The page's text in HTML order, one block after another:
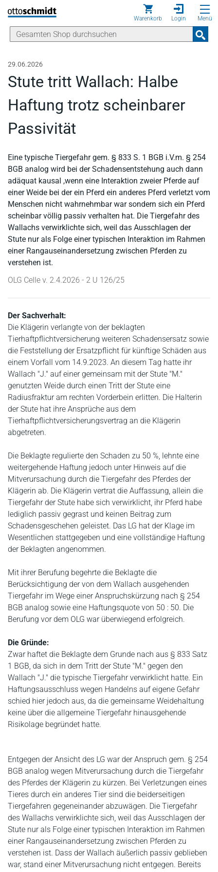
Direkt zum Inhalt
Warenkorb Login Menü
29.06.2026
Stute tritt Wallach: Halbe
Haftung trotz scheinbarer
Passivität
Eine typische Tiergefahr gem. § 833 S. 1 BGB i.V.m. § 254
BGB analog wird bei der Schadensentstehung auch dann
adäquat kausal ,wenn eine Interaktion zweier Pferde auf
einer Weide bei der ein Pferd ein anderes Pferd verletzt vom
Menschen nicht wahrnehmbar war sondern sich ein Pferd
scheinbar völlig passiv verhalten hat. Die Tiergefahr des
Wallachs verwirklichte sich, weil das Ausschlagen der
Stute nur als Folge einer typischen Interaktion im Rahmen
einer Rangauseinandersetzung zwischen Pferden zu
verstehen ist.
OLG Celle v. 2.4.2026 - 2 U 126/25
Der Sachverhalt:
Die Klägerin verlangte von der beklagten
Tierhaftpflichtversicherung weiteren Schadensersatz sowie
die Feststellung der Ersatzpflicht für künftige Schäden aus
einem Vorfall vom 14.9.2023. An diesem Tag hatte ihr
Wallach "J." auf einer gemeinsam mit der Stute "M."
genutzten Weide durch einen Tritt der Stute eine
Radiusfraktur am rechten Vorderbein erlitten. Die Halterin
der Stute hat ihre Ansprüche aus dem
Tierhaftpflichtversicherungsvertrag an die Klägerin
abgetreten.
Die Beklagte regulierte den Schaden zu 50 %, lehnte eine
weitergehende Haftung jedoch unter Hinweis auf die
Mitverursachung durch die Tiergefahr des Pferdes der
Klägerin ab. Die Klägerin vertrat die Auffassung, allein die
Tiergefahr der Stute habe sich verwirklicht, ihr Pferd habe
lediglich passiv gegrast und keinen Beitrag zum
Schadensgeschehen geleistet. Das LG hat der Klage im
Wesentlichen stattgegeben und eine vollständige Haftung
der Beklagten angenommen.
Mit ihrer Berufung begehrte die Beklagte die
Berücksichtigung der von dem Wallach ausgehenden
Tiergefahr im Wege einer Anspruchskürzung nach § 254
BGB analog sowie eine Haftungsquote von 50 : 50. Die
Berufung vor dem OLG war überwiegend erfolgreich.
Die Gründe:
Zwar haftet die Beklagte dem Grunde nach aus § 833 Satz
1 BGB, da sich in dem Tritt der Stute "M." gegen den
Wallach "J." die typische Tiergefahr verwirklicht hatte. Ein
Haftungsausschluss wegen Handelns auf eigene Gefahr
schied hier jedoch aus, da die gemeinsame Weidehaltung
keine über die allgemeine Tiergefahr hinausgehende
Risikolage begründet hatte.
Entgegen der Ansicht des LG war der Anspruch gem. § 254
BGB analog wegen Mitverursachung durch die Tiergefahr
des Pferdes der Klägerin zu kürzen. Bei Verletzungen eines
Tieres durch ein anderes Tier sind die beiderseitigen
Tiergefahren gegeneinander abzuwägen. Die Tiergefahr
des Wallachs verwirklichte sich, weil das Ausschlagen der
Stute nur als Folge einer typischen Interaktion im Rahmen
einer Rangauseinandersetzung zwischen Pferden zu
verstehen ist. Dass der Wallach äußerlich passiv geblieben
war, stand einer Mitverursachung nicht entgegen. Bereits